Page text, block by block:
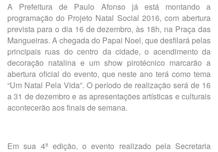
A Prefeitura de Paulo Afonso já está montando a
programação do Projeto Natal Social 2016, com abertura
prevista para o dia 16 de dezembro, às 18h, na Praça das
Mangueiras. A chegada do Papai Noel, que desfilará pelas
principais ruas do centro da cidade, o acendimento da
decoração natalina e um show pirotécnico marcarão a
abertura oficial do evento, que neste ano terá como tema
“Um Natal Pela Vida”. O período de realização será de 16
a 31 de dezembro e as apresentações artísticas e culturais
acontecerão aos finais de semana.
Em sua 4ª edição, o evento realizado pela Secretaria